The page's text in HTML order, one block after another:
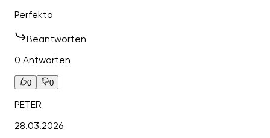
Perfekto
Beantworten
0 Antworten
0 0
PETER
28.03.2026